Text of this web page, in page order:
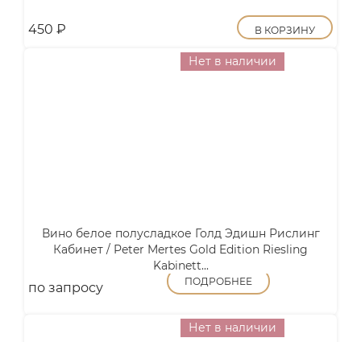
450 ₽ В КОРЗИНУ
Нет в наличии
Вино белое полусладкое Голд Эдишн Рислинг
Кабинет / Peter Mertes Gold Edition Riesling
Kabinett...
по запросу ПОДРОБНЕЕ
Нет в наличии